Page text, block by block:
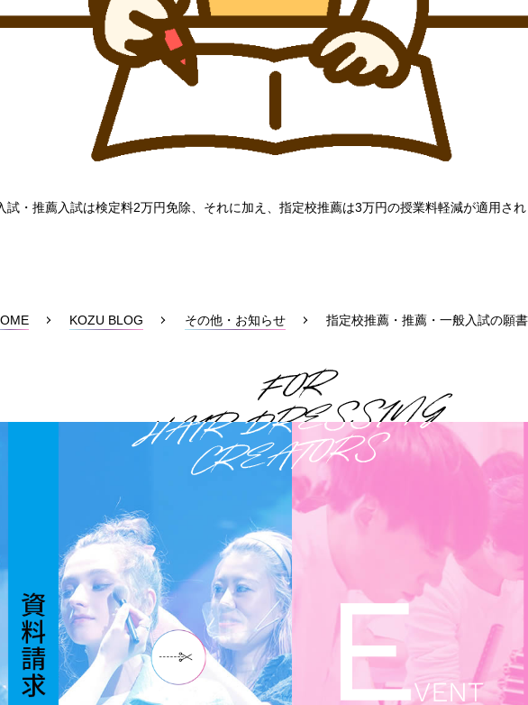
試・推薦入試は検定料2万円免除、それに加え、指定校推薦は3万円の授業料軽減が適用され
KOZU BLOG その他・お知らせ 指定校推薦・推薦・一般入試の願